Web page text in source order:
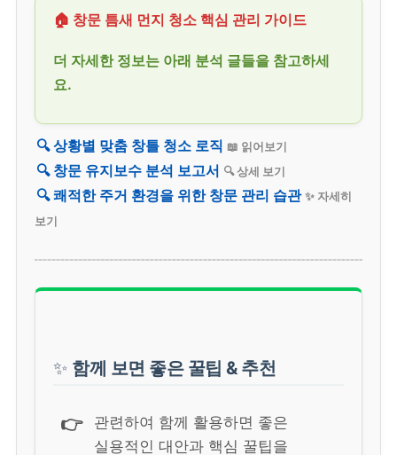
🏠 창문 틈새 먼지 청소 핵심 관리 가이드
더 자세한 정보는 아래 분석 글들을 참고하세
요.
🔍 상황별 맞춤 창틀 청소 로직 📖 읽어보기
🔍 창문 유지보수 분석 보고서 🔍 상세 보기
🔍 쾌적한 주거 환경을 위한 창문 관리 습관 ✨ 자세히
보기
✨ 함께 보면 좋은 꿀팁 & 추천
👉
관련하여 함께 활용하면 좋은
실용적인 대안과 핵심 꿀팁을